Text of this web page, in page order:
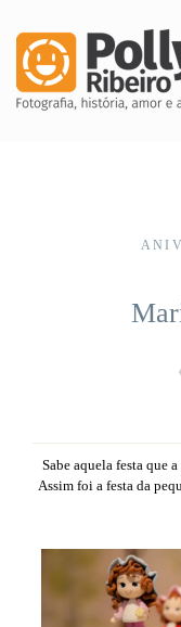
Sabe aquela festa que
Assim foi a festa da